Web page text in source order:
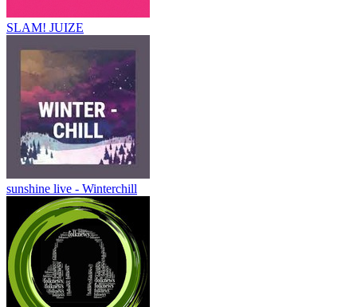
SLAM! JUIZE
sunshine live - Winterchill